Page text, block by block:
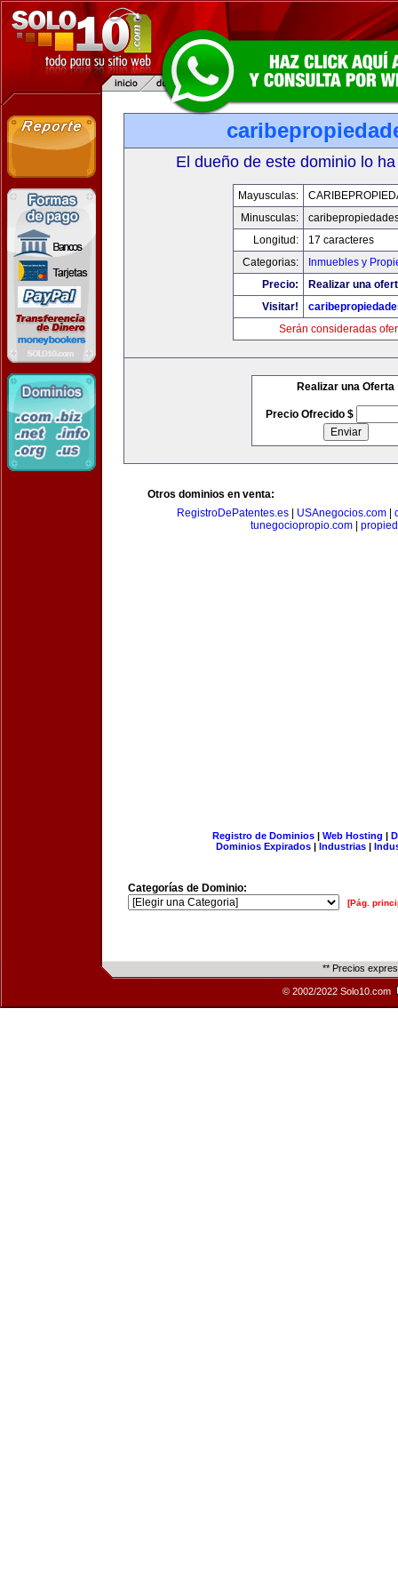
El dueño de este dominio lo
Mayusculas:
Minusculas:
Longitud:
17 caracteres
Categorias:
Inmuebles y
Precio:
Realizar una
Visitar!
Serán consideradas
Realizar una Oferta
Precio Ofrecido $
Otros dominios en venta:
RegistroDePatentes.es
USAnegocios.com
tunegociopropio.com|
Registro de Dominios| Web Hosting |
Dominios Expirados | Industrias |
Categorías de Dominio:
[Pág.
** Precios
© 2002/2022 Solo10.com